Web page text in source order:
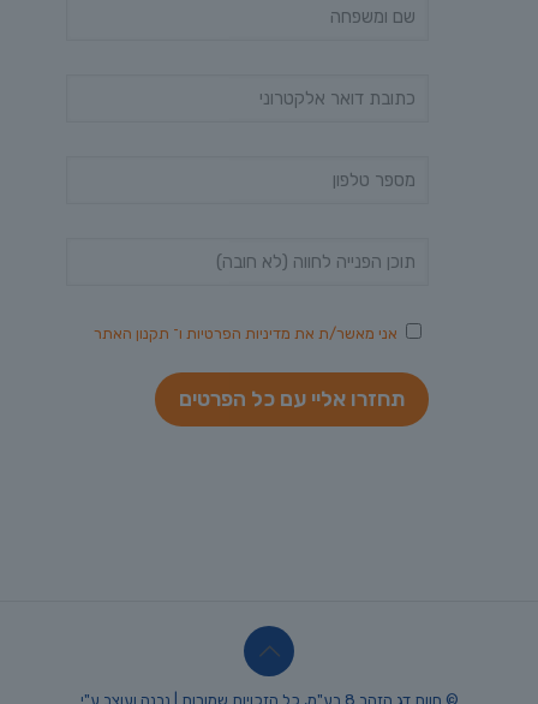
אני מאשר/ת את מדיניות הפרטיות ו־ תקנון האתר
© חוות דג הזהב 8 בע"מ, כל הזכויות שמורות | נבנה ועוצב ע"י